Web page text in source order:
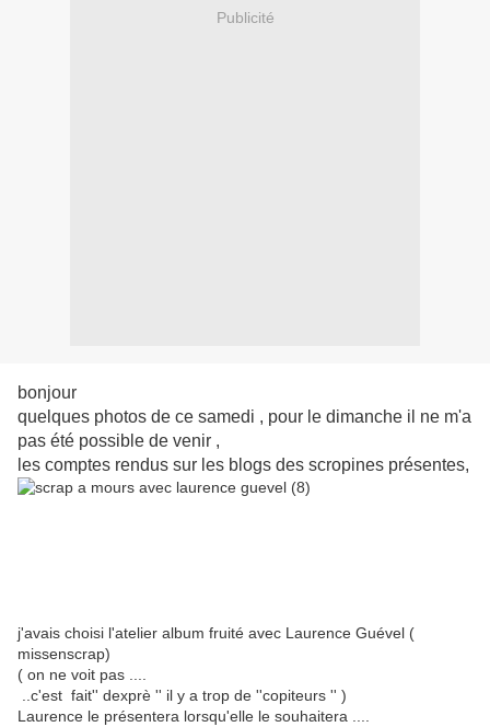
Publicité
bonjour
quelques photos de ce samedi , pour le dimanche il ne m'a
pas été possible de venir ,
les comptes rendus sur les blogs des scropines présentes,
j'avais choisi l'atelier album fruité avec Laurence Guével (
missenscrap)
( on ne voit pas ....
..c'est fait'' dexprè '' il y a trop de ''copiteurs '' )
Laurence le présentera lorsqu'elle le souhaitera ....